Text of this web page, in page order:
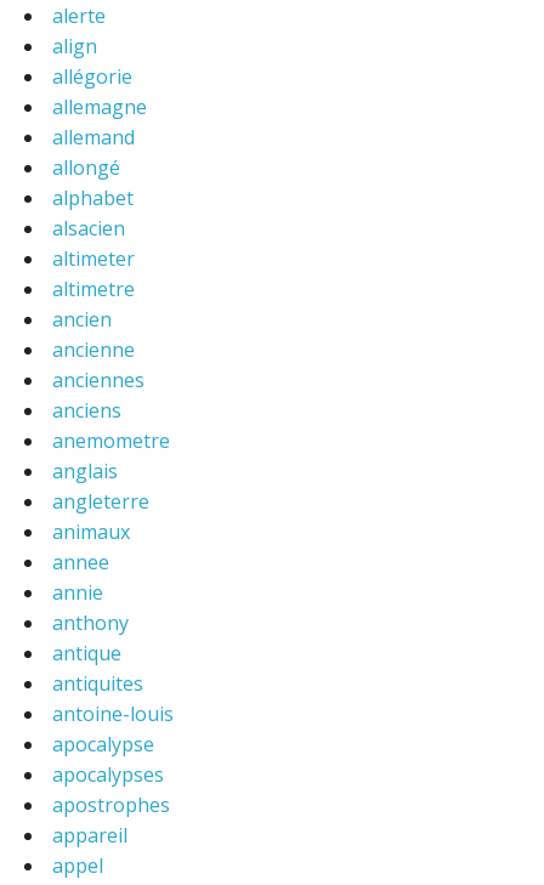
alerte
align
allégorie
allemagne
allemand
allongé
alphabet
alsacien
altimeter
altimetre
ancien
ancienne
anciennes
anciens
anemometre
anglais
angleterre
animaux
annee
annie
anthony
antique
antiquites
antoine-louis
apocalypse
apocalypses
apostrophes
appareil
appel